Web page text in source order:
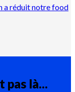
a réduit notre food
pas là...